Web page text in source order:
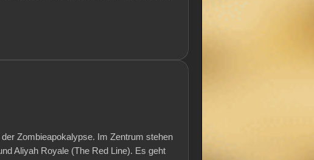
Zombieapokalypse. Im Zentrum stehen
Aliyah Royale (The Red Line). Es geht